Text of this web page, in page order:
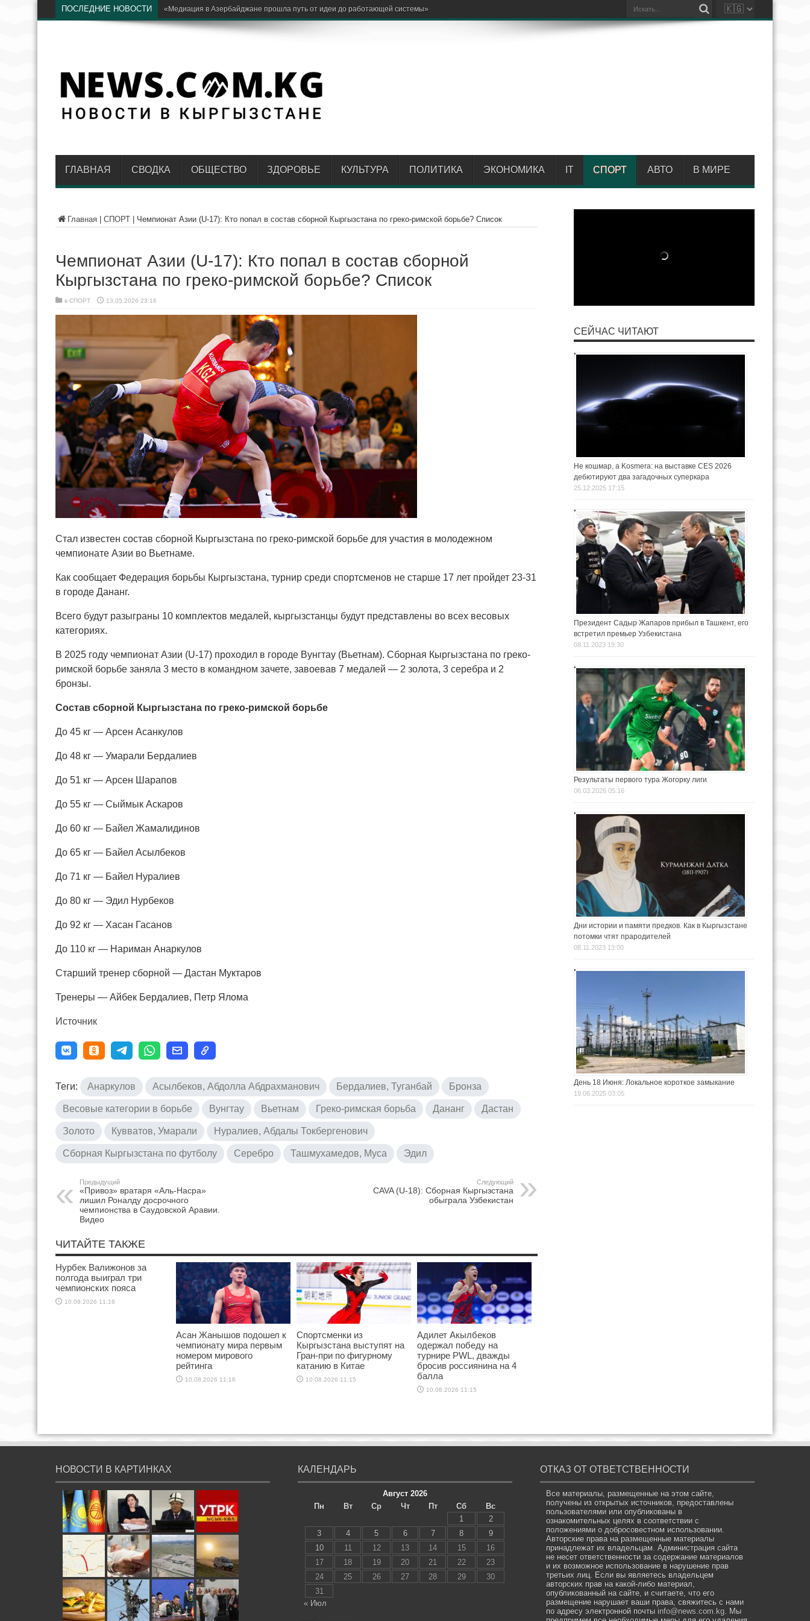
ПОСЛЕДНИЕ НОВОСТИ Рос
ГЛАВНАЯ СВОДКА ОБЩЕСТВО ЗДОРОВЬЕ КУЛЬТУРА ПОЛИТИКА ЭКОНОМИКА IT СПОРТ АВТО В МИРЕ
Главная СПОРТ Чемпионат Азии (U-17): Кто попал в состав сборной Кыргызстана по греко-римской борьбе? Список
Чемпионат Азии (U-17): Кто попал в состав сборной
Кыргызстана по греко-римской борьбе? Список
в СПОРТ 13.05.2026 23:16
Стал известен состав сборной Кыргызстана по греко-римской борьбе для участия в молодежном
чемпионате Азии во Вьетнаме.
Как сообщает Федерация борьбы Кыргызстана, турнир среди спортсменов не старше 17 лет пройдет 23-31
в городе Дананг.
Всего будут разыграны 10 комплектов медалей, кыргызстанцы будут представлены во всех весовых
категориях.
В 2025 году чемпионат Азии (U-17) проходил в городе Вунгтау (Вьетнам). Сборная Кыргызстана по греко-
римской борьбе заняла 3 место в командном зачете, завоевав 7 медалей — 2 золота, 3 серебра и 2
бронзы.
Состав сборной Кыргызстана по греко-римской борьбе
До 45 кг — Арсен Асанкулов
До 48 кг — Умарали Бердалиев
До 51 кг — Арсен Шарапов
До 55 кг — Сыймык Аскаров
До 60 кг — Байел Жамалидинов
До 65 кг — Байел Асылбеков
До 71 кг — Байел Нуралиев
До 80 кг — Эдил Нурбеков
До 92 кг — Хасан Гасанов
До 110 кг — Нариман Анаркулов
Старший тренер сборной — Дастан Муктаров
Тренеры — Айбек Бердалиев, Петр Ялома
Источник
Теги: Анаркулов Асылбеков, Абдолла Абдрахманович Бердалиев, Туганбай Бронза
Весовые категории в борьбе Вунгтау Вьетнам Греко-римская борьба Дананг Дастан
Золото Кувватов, Умарали Нуралиев, Абдалы Токбергенович
Сборная Кыргызстана по футболу Серебро Ташмухамедов, Муса Эдил
Предыдущий
«Привоз» вратаря «Аль-Насра»
лишил Роналду досрочного
чемпионства в Саудовской Аравии.
Видео
Следующий
CAVA (U-18): Сборная Кыргызстана
обыграла Узбекистан
ЧИТАЙТЕ ТАКЖЕ
Нурбек Валижонов за
полгода выиграл три
чемпионских пояса
10.08.2026 11:16
Асан Жанышов подошел к
чемпионату мира первым
номером мирового
рейтинга
10.08.2026 11:16
Спортсменки из
Кыргызстана выступят на
Гран-при по фигурному
катанию в Китае
10.08.2026 11:15
Адилет Акылбеков
одержал победу на
турнире PWL, дважды
бросив россиянина на 4
балла
10.08.2026 11:15
СЕЙЧАС ЧИТАЮТ
Не кошмар, а Kosmera: на выставке CES 2026
дебютируют два загадочных суперкара
25.12.2025 17:15
Президент Садыр Жапаров прибыл в Ташкент, его
встретил премьер Узбекистана
08.11.2023 19:30
Результаты первого тура Жогорку лиги
06.03.2026 05:16
Дни истории и памяти предков. Как в Кыргызстане
потомки чтят прародителей
08.11.2023 13:00
День 18 Июня: Локальное короткое замыкание
19.06.2025 03:05
НОВОСТИ В КАРТИНКАХ КАЛЕНДАРЬ
Август 2026
Пн
Вт Ср Чт Пт Сб
Вс
1
2
3
4 5 6 7 8
9
10
11 12 13 14 15
16
17
18 19 20 21 22
23
24
25 26 27 28 29
30
31
« Июл
ОТКАЗ ОТ ОТВЕТСТВЕННОСТИ
Все материалы, размещенные на этом сайте,
получены из открытых источников, предоставлены
пользователями или опубликованы в
ознакомительных целях в соответствии с
положениями о добросовестном использовании.
Авторские права на размещенные материалы
принадлежат их владельцам. Администрация сайта
не несет ответственности за содержание материалов
и их возможное использование в нарушение прав
третьих лиц. Если вы являетесь владельцем
авторских прав на какой-либо материал,
опубликованный на сайте, и считаете, что его
размещение нарушает ваши права, свяжитесь с нами
по адресу электронной почты info@news.com.kg. Мы